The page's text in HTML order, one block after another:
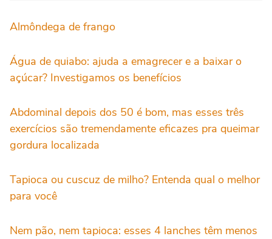
Almôndega de frango
Água de quiabo: ajuda a emagrecer e a baixar o
açúcar? Investigamos os benefícios
Abdominal depois dos 50 é bom, mas esses três
exercícios são tremendamente eficazes pra queimar
gordura localizada
Tapioca ou cuscuz de milho? Entenda qual o melhor
para você
Nem pão, nem tapioca: esses 4 lanches têm menos